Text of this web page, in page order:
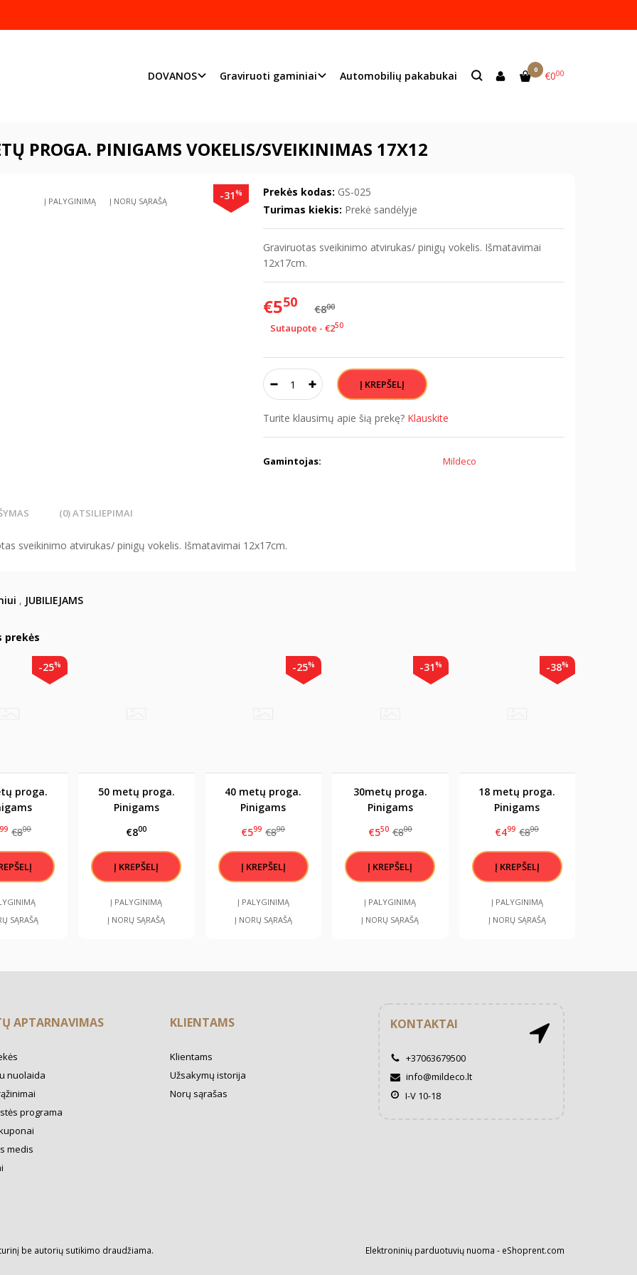
DOVANOS Graviruoti gaminiai Automobilių pakabukai 0 €000
Pjaustome ir graviruojame lazeriu.
Priimame individualius užsakymus: info@mildeco.lt
PROGA. PINIGAMS VOKELIS/SVEIKINIMAS 17X12
-31%
Į PALYGINIMĄ Į NORŲ SĄRAŠĄ
Prekės kodas: GS-025
Turimas kiekis: Prekė sandėlyje
Graviruotas sveikinimo atvirukas/ pinigų vokelis. Išmatavimai
12x17cm.
€550 €800
Sutaupote - €250
Turite klausimų apie šią prekę? Klauskite
Gamintojas: Mildeco
(0) ATSILIEPIMAI
sveikinimo atvirukas/ pinigų vokelis. Išmatavimai 12x17cm.
, JUBILIEJAMS
prekės
-25%
proga.
99 €800
SĄRAŠĄ
50 metų proga.
Pinigams
17x12cm
€800
Į PALYGINIMĄ
Į NORŲ SĄRAŠĄ
-25%
40 metų proga.
Pinigams
17x12cm
€599 €800
Į PALYGINIMĄ
Į NORŲ SĄRAŠĄ
-31%
30metų proga.
Pinigams
17x12cm
€550 €800
Į PALYGINIMĄ
Į NORŲ SĄRAŠĄ
-38%
18 metų proga.
Pinigams
17x12cm
€499 €800
Į PALYGINIMĄ
Į NORŲ SĄRAŠĄ
APTARNAVIMAS
nuolaida
programa
medis
KLIENTAMS
Klientams
Užsakymų istorija
Norų sąrašas
KONTAKTAI
+37063679500
info@mildeco.lt
I-V 10-18
be autorių sutikimo draudžiama. Elektroninių parduotuvių nuoma - eShoprent.com